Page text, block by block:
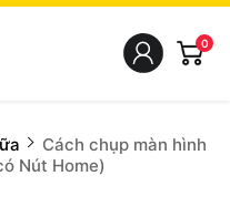
0
Cách chụp màn hình
Nút Home)